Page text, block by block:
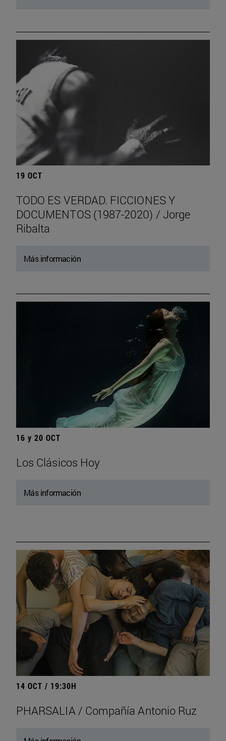
19 OCT
TODO ES VERDAD. FICCIONES Y
DOCUMENTOS (1987-2020) / Jorge
Ribalta
Más información
16 y 20 OCT
Los Clásicos Hoy
Más información
14 OCT / 19:30H
PHARSALIA / Compañía Antonio Ruz